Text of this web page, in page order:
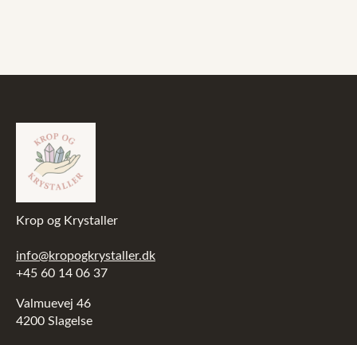
Krop og Krystaller
info@kropogkrystaller.dk
+45 60 14 06 37
Valmuevej 46
4200 Slagelse